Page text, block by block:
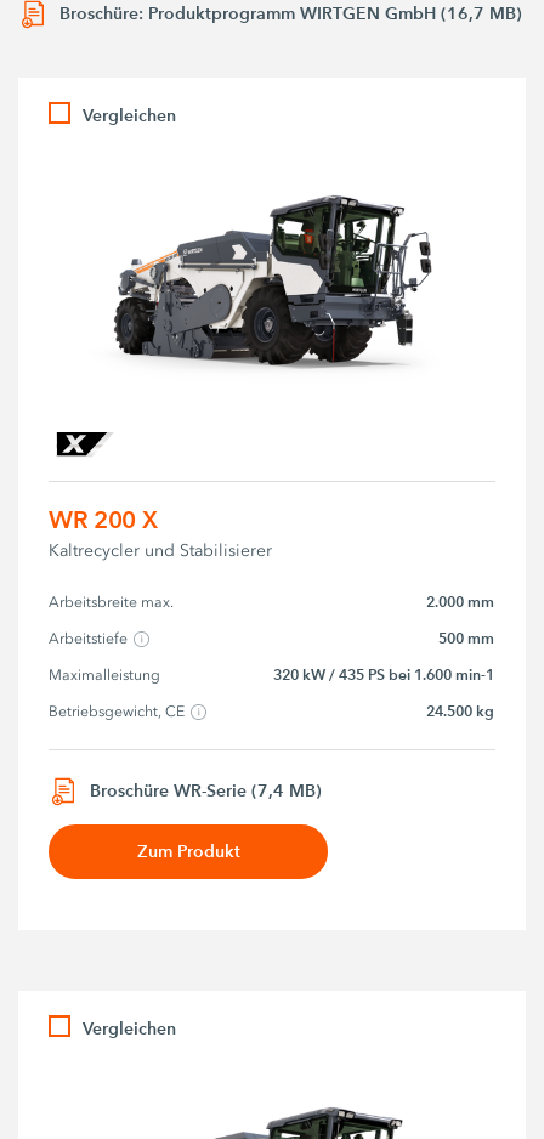
Broschüre: Produktprogramm WIRTGEN GmbH (16,7 MB)
Vergleichen
WR 200 X
Kaltrecycler und Stabilisierer
Arbeitsbreite max. 2.000 mm
Arbeitstiefe 500 mm
Maximalleistung 320 kW / 435 PS bei 1.600 min-1
Betriebsgewicht, CE 24.500 kg
Broschüre WR-Serie (7,4 MB)
Zum Produkt
Vergleichen